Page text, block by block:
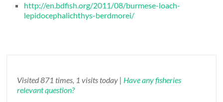
http://en.bdfish.org/2011/08/burmese-loach-
lepidocephalichthys-berdmorei/
Visited 871 times, 1 visits today | Have any fisheries
relevant question?